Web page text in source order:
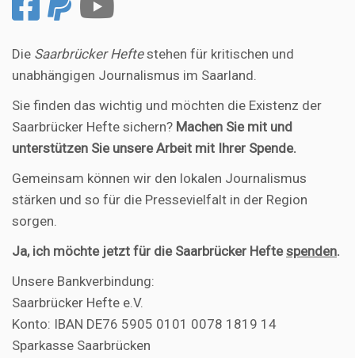
Die Saarbrücker Heftestehen für kritischen und
unabhängigen Journalismus im Saarland.
Sie finden das wichtig und möchten die Existenz der
Saarbrücker Hefte sichern? Machen Sie mit und
unterstützen Sie unsere Arbeit mit Ihrer Spende.
Gemeinsam können wir den lokalen Journalismus
stärken und so für die Pressevielfalt in der Region
sorgen.
Ja, ich möchte jetzt für die Saarbrücker Heftespenden.
Unsere Bankverbindung:
Saarbrücker Hefte e.V.
Konto: IBAN DE76 5905 0101 0078 1819 14
Sparkasse Saarbrücken